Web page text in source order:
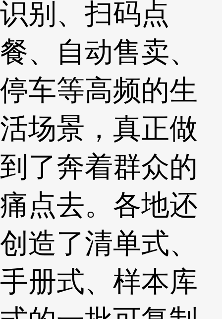
识别、扫码点
餐、自动售卖、
停车等高频的生
活场景，真正做
到了奔着群众的
痛点去。各地还
创造了清单式、
手册式、样本库